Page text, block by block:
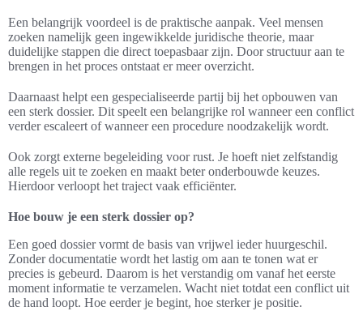
Een belangrijk voordeel is de praktische aanpak. Veel mensen
zoeken namelijk geen ingewikkelde juridische theorie, maar
duidelijke stappen die direct toepasbaar zijn. Door structuur aan te
brengen in het proces ontstaat er meer overzicht.
Daarnaast helpt een gespecialiseerde partij bij het opbouwen van
een sterk dossier. Dit speelt een belangrijke rol wanneer een conflict
verder escaleert of wanneer een procedure noodzakelijk wordt.
Ook zorgt externe begeleiding voor rust. Je hoeft niet zelfstandig
alle regels uit te zoeken en maakt beter onderbouwde keuzes.
Hierdoor verloopt het traject vaak efficiënter.
Hoe bouw je een sterk dossier op?
Een goed dossier vormt de basis van vrijwel ieder huurgeschil.
Zonder documentatie wordt het lastig om aan te tonen wat er
precies is gebeurd. Daarom is het verstandig om vanaf het eerste
moment informatie te verzamelen. Wacht niet totdat een conflict uit
de hand loopt. Hoe eerder je begint, hoe sterker je positie.